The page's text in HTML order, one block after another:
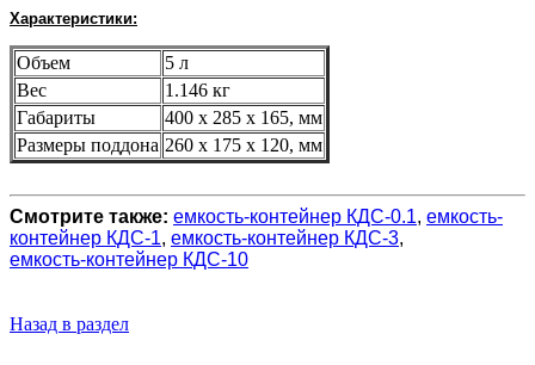
Характеристики:
Объем
5 л
Вес
1.146 кг
Габариты
400 х 285 х 165, мм
Размеры поддона 260 х 175 х 120, мм
Смотрите также: емкость-контейнер КДС-0.1, емкость-
контейнер КДС-1, емкость-контейнер КДС-3,
емкость-контейнер КДС-10
Назад в раздел